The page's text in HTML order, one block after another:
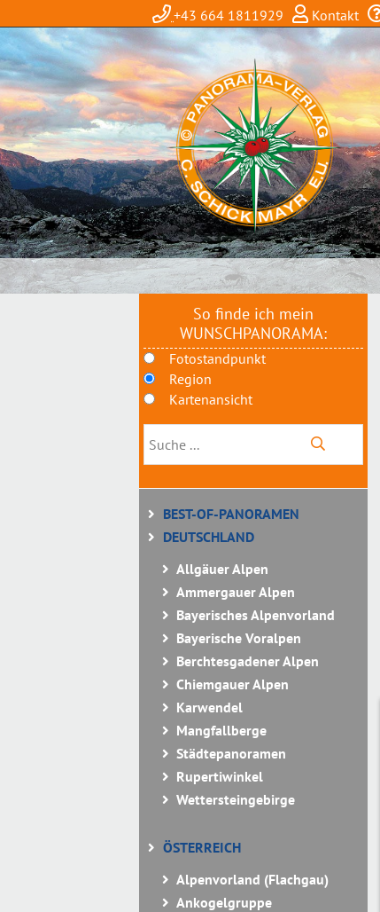
+43 664 1811929 Kontakt
So finde ich mein
WUNSCHPANORAMA:
Fotostandpunkt
Region
Kartenansicht
BEST-OF-PANORAMEN
DEUTSCHLAND
Allgäuer Alpen
Ammergauer Alpen
Bayerisches Alpenvorland
Bayerische Voralpen
Berchtesgadener Alpen
Chiemgauer Alpen
Karwendel
Mangfallberge
Städtepanoramen
Rupertiwinkel
Wettersteingebirge
ÖSTERREICH
Alpenvorland (Flachgau)
Ankogelgruppe